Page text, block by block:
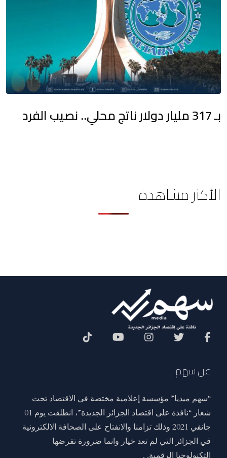
بـ 317 مليار دولار ناتج محلي.. نصيب الفرد
الأكثر مشاهدة
عن سهم
“سهم ميديا” مؤسسة إعلامية مختصة في الاقتصاد تحت
شعار “نافذة على اقتصاد الجزائر الجديدة”، انطلقت يوم 01
جانفي 2021 وذلك تزامنا والانفتاح على الصحافة الالكترونية
في الجزائر التي لم تعد خيار وانما ضرورة تفرضها
التكنولوجيا الرقمية. .